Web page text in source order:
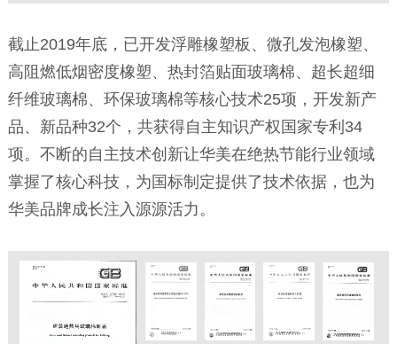
截止2019年底，已开发浮雕橡塑板、微孔发泡橡塑、
高阻燃低烟密度橡塑、热封箔贴面玻璃棉、超长超细
纤维玻璃棉、环保玻璃棉等核心技术25项，开发新产
品、新品种32个，共获得自主知识产权国家专利34
项。不断的自主技术创新让华美在绝热节能行业领域
掌握了核心科技，为国标制定提供了技术依据，也为
华美品牌成长注入源源活力。